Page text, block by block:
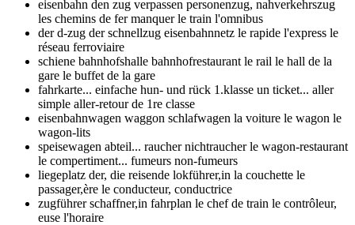
eisenbahn den zug verpassen personenzug, nahverkehrszug
les chemins de fer manquer le train l'omnibus
der d-zug der schnellzug eisenbahnnetz le rapide l'express le
réseau ferroviaire
schiene bahnhofshalle bahnhofrestaurant le rail le hall de la
gare le buffet de la gare
fahrkarte... einfache hun- und rück 1.klasse un ticket... aller
simple aller-retour de 1re classe
eisenbahnwagen waggon schlafwagen la voiture le wagon le
wagon-lits
speisewagen abteil... raucher nichtraucherle wagon-restaurant
le compertiment... fumeurs non-fumeurs
liegeplatz der, die reisende lokführer,in la couchette le
passager,ère le conducteur, conductrice
zugführer schaffner,in fahrplan le chef de train le contrôleur,
euse l'horaire